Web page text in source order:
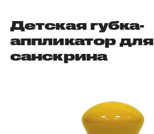
Детская губка-
аппликатор для
санскрина